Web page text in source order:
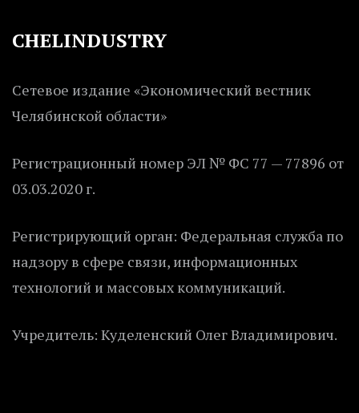
CHELINDUSTRY
Сетевое издание «Экономический вестник
Челябинской области»
Регистрационный номер ЭЛ № ФС 77 — 77896 от
03.03.2020 г.
Регистрирующий орган: Федеральная служба по
надзору в сфере связи, информационных
технологий и массовых коммуникаций.
Учредитель: Куделенский Олег Владимирович.